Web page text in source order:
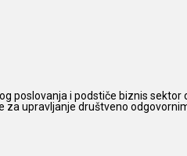
poslovanja i podstiče biznis
upravljanje društveno